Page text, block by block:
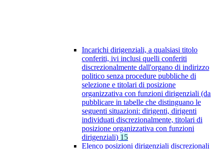
Incarichi dirigenziali, a qualsiasi titolo
conferiti, ivi inclusi quelli conferiti
discrezionalmente dall'organo di indirizzo
politico senza procedure pubbliche di
selezione e titolari di posizione
organizzativa con funzioni dirigenziali (da
pubblicare in tabelle che distinguano le
seguenti situazioni: dirigenti, dirigenti
individuati discrezionalmente, titolari di
posizione organizzativa con funzioni
dirigenziali) 15
Elenco posizioni dirigenziali discrezionali